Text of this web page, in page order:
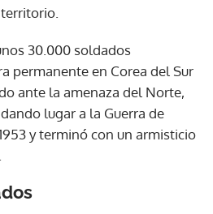
30.000 soldados
permanente en Corea del Sur
ante la amenaza del Norte,
lugar a la Guerra de
y terminó con un armisticio